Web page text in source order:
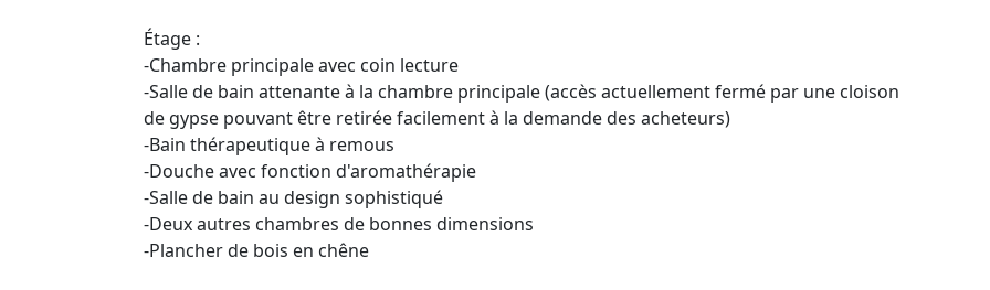
Étage :
-Chambre principale avec coin lecture
-Salle de bain attenante à la chambre principale (accès actuellement fermé par une cloison
de gypse pouvant être retirée facilement à la demande des acheteurs)
-Bain thérapeutique à remous
-Douche avec fonction d'aromathérapie
-Salle de bain au design sophistiqué
-Deux autres chambres de bonnes dimensions
-Plancher de bois en chêne